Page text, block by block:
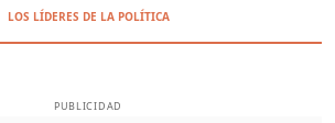
LOS LÍDERES DE LA POLÍTICA
PUBLICIDAD